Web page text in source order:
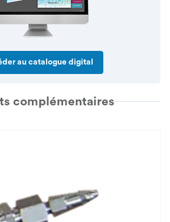
au catalogue digital
complémentaires